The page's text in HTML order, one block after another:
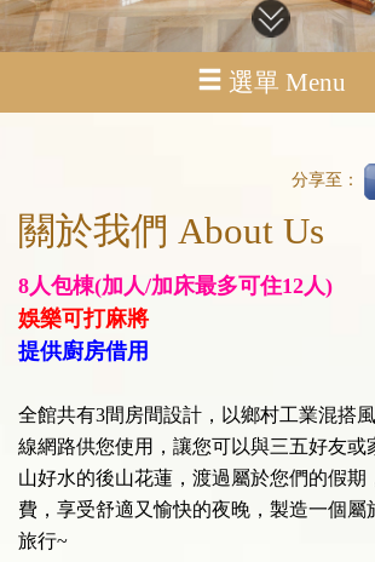
選單 Menu
分享至：
關於我們 About Us
8人包棟(加人/加床最多可住12人)
娛樂可打麻將
提供廚房借用
全館共有3間房間設計，以鄉村工業混搭
線網路供您使用，讓您可以與三五好友或
山好水的後山花蓮，渡過屬於您們的假期
費，享受舒適又愉快的夜晚，製造一個屬
旅行~